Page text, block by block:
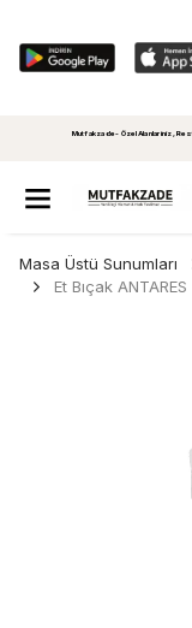
Mutfakzade - Özel Alanlariniz,
Masa Üstü Sunumları
Et Bıçak